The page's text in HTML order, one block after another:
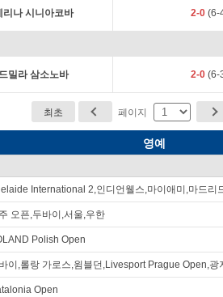
리나 시니아코바 2-0(6-
밀라 삼소노바 2-0(6-
최초 페이지
영예
International 2,인디언웰스,마이애미,마드리
오픈,두바이,서울,우한
Polish Open
이,롤랑 가로스,윔블던,Livesport Prague Open,광
Open